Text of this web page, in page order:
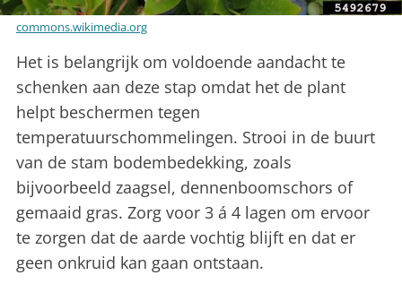
commons.wikimedia.org
Het is belangrijk om voldoende aandacht te
schenken aan deze stap omdat het de plant
helpt beschermen tegen
temperatuurschommelingen. Strooi in de buurt
van de stam bodembedekking, zoals
bijvoorbeeld zaagsel, dennenboomschors of
gemaaid gras. Zorg voor 3 á 4 lagen om ervoor
te zorgen dat de aarde vochtig blijft en dat er
geen onkruid kan gaan ontstaan.